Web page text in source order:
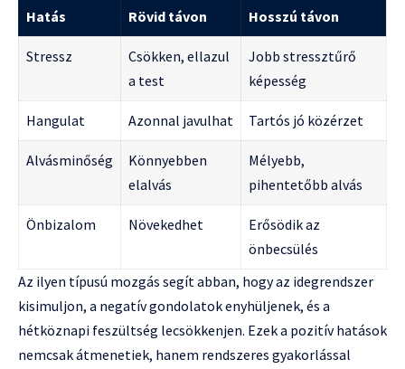
Hatás Rövid távon Hosszú távon
Stressz
Csökken, ellazul
a test
Jobb stressztűrő
képesség
Hangulat Azonnal javulhat Tartós jó közérzet
Alvásminőség
Könnyebben
elalvás
Mélyebb,
pihentetőbb alvás
Önbizalom Növekedhet
Erősödik az
önbecsülés
Az ilyen típusú mozgás segít abban, hogy az idegrendszer
kisimuljon, a negatív gondolatok enyhüljenek, és a
hétköznapi feszültség lecsökkenjen. Ezek a pozitív hatások
nemcsak átmenetiek, hanem rendszeres gyakorlással